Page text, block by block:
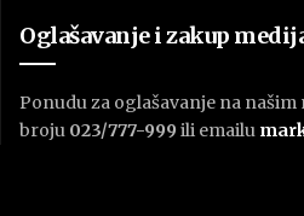
Oglašavanje i zakup
Ponudu za oglašavanje na
broju 023/777-999 ili emailu